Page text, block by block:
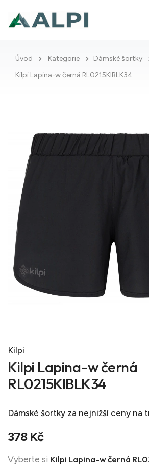
Úvod Kategorie
Dámské šortky
Kilpi Lapina-w černá RL0215KIBLK34
Kilpi
Kilpi Lapina-w černá
RL0215KIBLK34
Dámské šortky za nejnižší ceny na
378 Kč
Vyberte si Kilpi Lapina-w černá